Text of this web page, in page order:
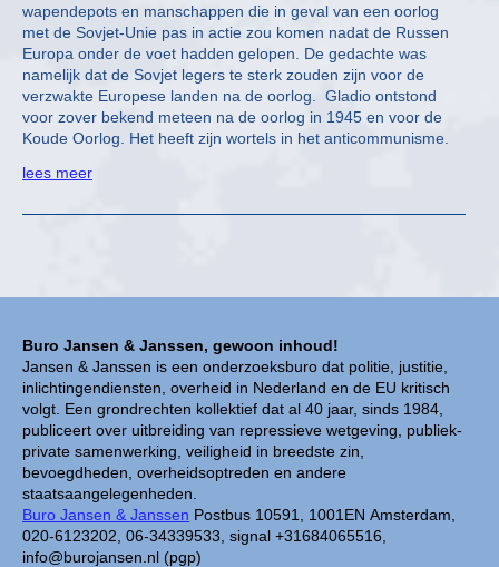
Buro Jansen & Janssen, gewoon inhoud!
Jansen & Janssen is een onderzoeksburo dat politie, justitie,
inlichtingendiensten, overheid in Nederland en de EU kritisch
volgt. Een grondrechten kollektief dat al 40 jaar, sinds 1984,
publiceert over uitbreiding van repressieve wetgeving, publiek-
private samenwerking, veiligheid in breedste zin,
bevoegdheden, overheidsoptreden en andere
staatsaangelegenheden.
Buro Jansen & Janssen Postbus 10591, 1001EN Amsterdam,
020-6123202, 06-34339533, signal +31684065516,
info@burojansen.nl (pgp)
wapendepots en manschappen die in geval van een oorlog
met de Sovjet-Unie pas in actie zou komen nadat de Russen
Europa onder de voet hadden gelopen. De gedachte was
namelijk dat de Sovjet legers te sterk zouden zijn voor de
verzwakte Europese landen na de oorlog. Gladio ontstond
voor zover bekend meteen na de oorlog in 1945 en voor de
Koude Oorlog. Het heeft zijn wortels in het anticommunisme.
lees meer